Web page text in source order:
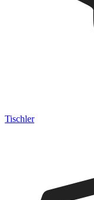
Tischler